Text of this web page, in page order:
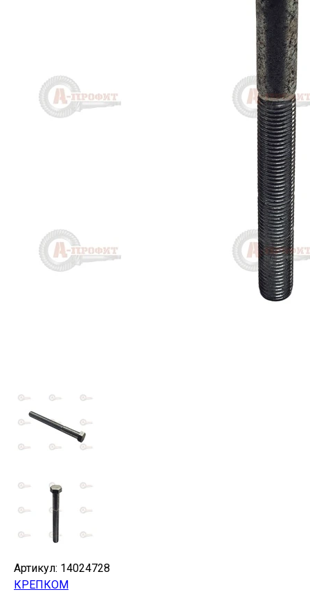
Артикул: 14024728
КРЕПКОМ